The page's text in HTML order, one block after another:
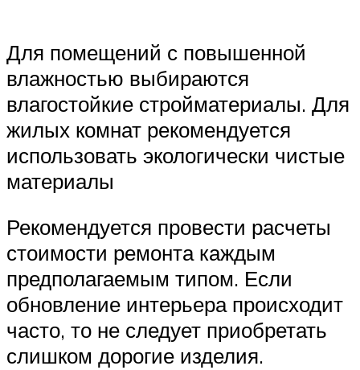
Для помещений с повышенной
влажностью выбираются
влагостойкие стройматериалы. Для
жилых комнат рекомендуется
использовать экологически чистые
материалы
Рекомендуется провести расчеты
стоимости ремонта каждым
предполагаемым типом. Если
обновление интерьера происходит
часто, то не следует приобретать
слишком дорогие изделия.